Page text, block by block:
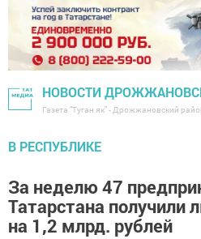
НОВОСТИ
Газета "Туган як" - Дрожжановский
В РЕСПУБЛИКЕ
За неделю 47
Татарстана получили
на 1,2 млрд. рублей